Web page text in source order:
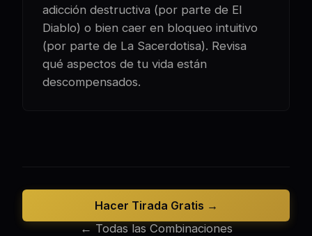
adicción destructiva (por parte de El
Diablo) o bien caer en bloqueo intuitivo
(por parte de La Sacerdotisa). Revisa
qué aspectos de tu vida están
descompensados.
← Todas las Combinaciones
Hacer Tirada Gratis →